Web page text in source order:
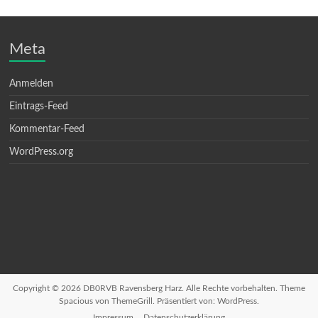
Meta
Anmelden
Eintrags-Feed
Kommentar-Feed
WordPress.org
Copyright © 2026 DB0RVB Ravensberg Harz. Alle Rechte vorbehalten. Theme
Spaciousvon ThemeGrill. Präsentiert von: WordPress.